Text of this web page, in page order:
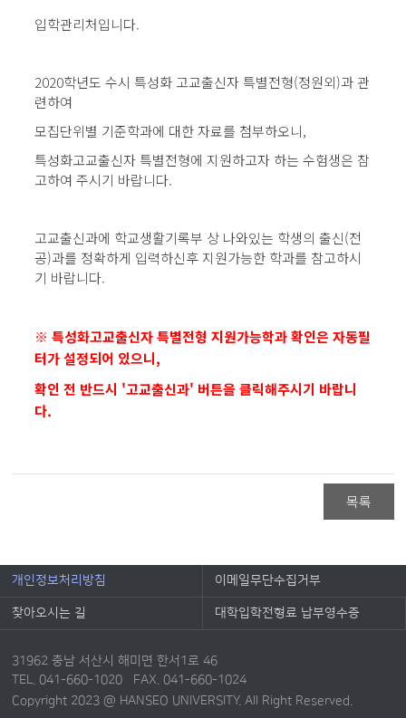
입학관리처입니다.
2020학년도 수시 특성화 고교출신자 특별전형(정원외)과 관
련하여
모집단위별 기준학과에 대한 자료를 첨부하오니,
특성화고교출신자 특별전형에 지원하고자 하는 수험생은 참
고하여 주시기 바랍니다.
고교출신과에 학교생활기록부 상 나와있는 학생의 출신(전
공)과를 정확하게 입력하신후 지원가능한 학과를 참고하시
기 바랍니다.
※ 특성화고교출신자 특별전형 지원가능학과 확인은 자동필
터가 설정되어 있으니,
확인 전 반드시 '고교출신과' 버튼을 클릭해주시기 바랍니
다.
목록
개인정보처리방침 이메일무단수집거부
찾아오시는 길 대학입학전형료 납부영수증
31962 충남 서산시 해미면 한서1로 46
TEL. 041-660-1020 FAX. 041-660-1024
Copyright 2023 @ HANSEO UNIVERSITY. All Right Reserved.